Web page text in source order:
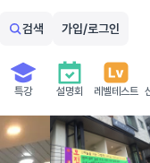
검색 가입/로그인
특강 설명회 레벨테스트